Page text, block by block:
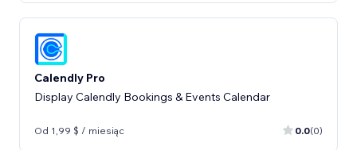
Calendly Pro
Display Calendly Bookings & Events Calendar
Od 1,99 $ / miesiąc 0.0(0)